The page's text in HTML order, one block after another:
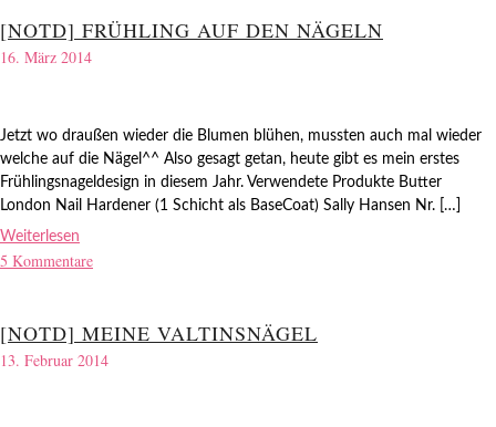
[NOTD] FRÜHLING AUF DEN NÄGELN
16. März 2014
Jetzt wo draußen wieder die Blumen blühen, mussten auch mal wieder
welche auf die Nägel^^ Also gesagt getan, heute gibt es mein erstes
Frühlingsnageldesign in diesem Jahr. Verwendete Produkte Butter
London Nail Hardener (1 Schicht als BaseCoat) Sally Hansen Nr. […]
Weiterlesen
5 Kommentare
[NOTD] MEINE VALTINSNÄGEL
13. Februar 2014